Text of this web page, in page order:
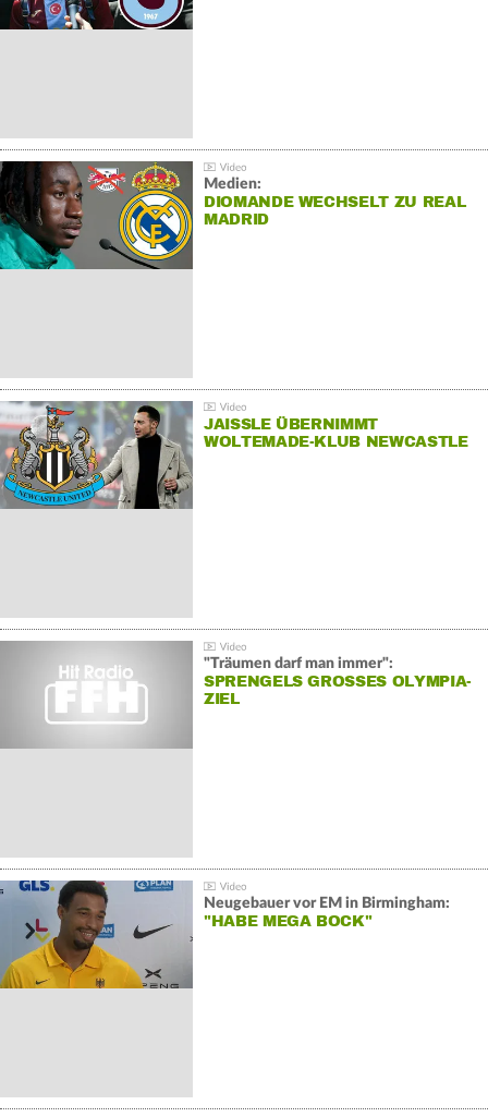
Medien:
DIOMANDE WECHSELT ZU REAL
MADRID
JAISSLE ÜBERNIMMT
WOLTEMADE-KLUB NEWCASTLE
"Träumen darf man immer":
SPRENGELS GROSSES OLYMPIA-Z
IEL
Neugebauer vor EM in Birmingham:
"HABE MEGA BOCK"